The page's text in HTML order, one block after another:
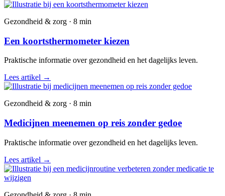
Gezondheid & zorg · 8 min
Een koortsthermometer kiezen
Praktische informatie over gezondheid en het dagelijks leven.
Lees artikel →
Gezondheid & zorg · 8 min
Medicijnen meenemen op reis zonder gedoe
Praktische informatie over gezondheid en het dagelijks leven.
Lees artikel →